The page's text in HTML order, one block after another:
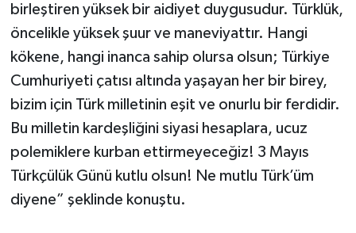
birleştiren yüksek bir aidiyet duygusudur. Türklük,
öncelikle yüksek şuur ve maneviyattır. Hangi
kökene, hangi inanca sahip olursa olsun; Türkiye
Cumhuriyeti çatısı altında yaşayan her bir birey,
bizim için Türk milletinin eşit ve onurlu bir ferdidir.
Bu milletin kardeşliğini siyasi hesaplara, ucuz
polemiklere kurban ettirmeyeceğiz! 3 Mayıs
Türkçülük Günü kutlu olsun! Ne mutlu Türk’üm
diyene” şeklinde konuştu.